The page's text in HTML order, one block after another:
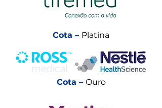
Cota – Platina
Cota – Ouro